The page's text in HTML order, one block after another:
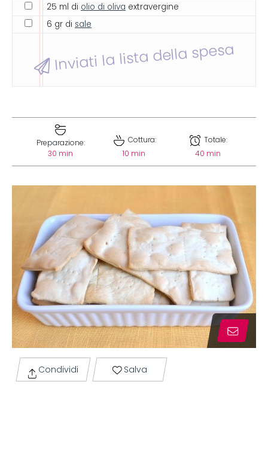
25 ml di olio di oliva extravergine
6 gr di sale
Inviati la lista della spesa
Preparazione:
30 min
Cottura:
10 min
Totale:
40 min
Condividi Salva